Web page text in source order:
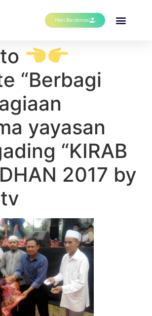
Mari Berdonasi
“Berbagi
yayasan
“KIRAB
2017 by